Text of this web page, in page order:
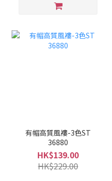
有帽高質風褸-3色ST
36880
HK$139.00
HK$229.00